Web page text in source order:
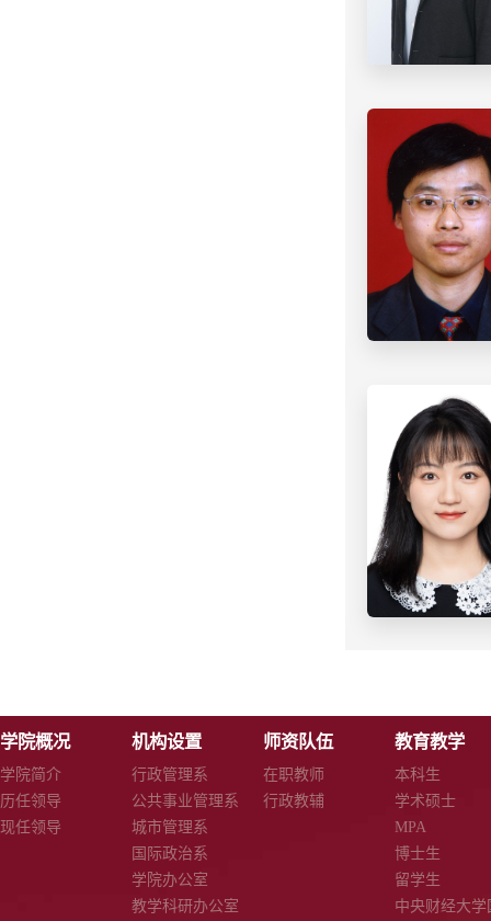
学院概况
学院简介
历任领导
现任领导
机构设置
行政管理系
公共事业管理系
城市管理系
国际政治系
学院办公室
教学科研办公室
师资队伍
在职教师
行政教辅
教育教学
本科生
学术硕士
MPA
博士生
留学生
中央财经大学